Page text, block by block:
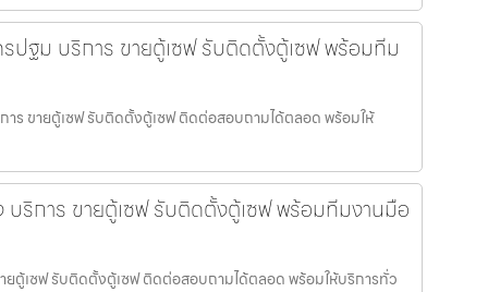
ปฐม บริการ ขายตู้เซฟ รับติดตั้งตู้เซฟ พร้อมทีม
าร ขายตู้เซฟ รับติดตั้งตู้เซฟ ติดต่อสอบถามได้ตลอด พร้อมให้
บริการ ขายตู้เซฟ รับติดตั้งตู้เซฟ พร้อมทีมงานมือ
ยตู้เซฟ รับติดตั้งตู้เซฟ ติดต่อสอบถามได้ตลอด พร้อมให้บริการทั่ว